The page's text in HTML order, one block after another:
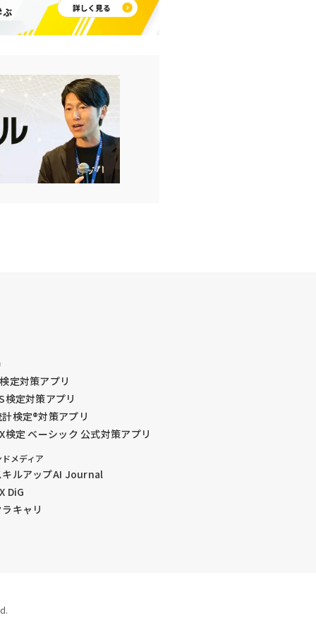
定対策アプリ
検定対策アプリ
検定®︎対策アプリ
検定 ベーシック 公式対策アプリ
メディア
キルアップAI Journal
DiG
キャリ